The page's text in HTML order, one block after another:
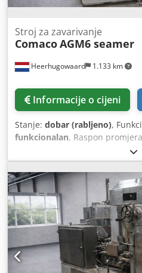
Heerhugowaard 1.133 km
Stroj za zavarivanje
ComacoAGM6 seamer
Informacije o cijeni
Stanje: dobar (rabljeno),
funkcionalan, Raspon
visine: Kapacitet proizvodnje:
Codpfxswxtybe Aifsrf Broj
mm (ostalo na upit)